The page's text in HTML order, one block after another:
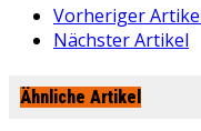
Vorheriger
Nächster Artikel
Ähnliche Artikel